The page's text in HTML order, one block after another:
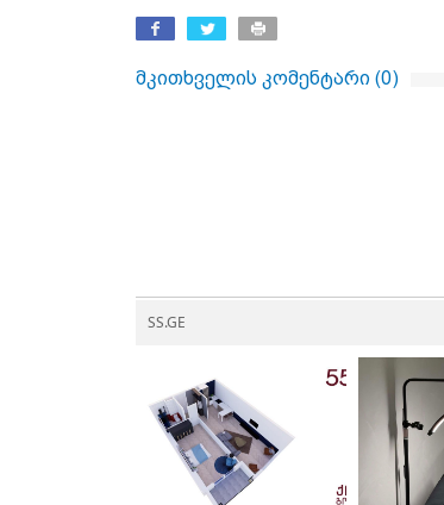
მკითხველის კომენტარი (0)
SS.GE